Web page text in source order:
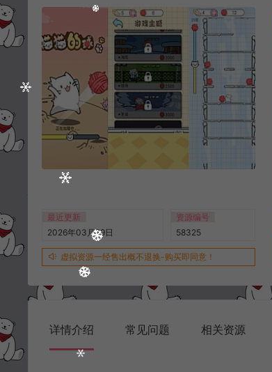
最近更新
2026年03月29日
资源编号
58325
虚拟资源一经售出概不退换-购买即同意！
详情介绍 常见问题 相关资源